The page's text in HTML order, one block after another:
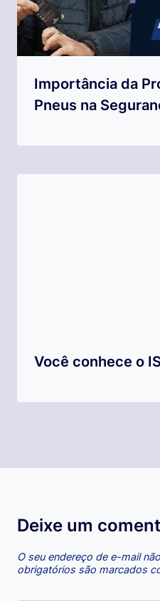
Importância da
Pneus na
Você conhece o
Deixe um
O seu endereço de e-mail
obrigatórios são marcados